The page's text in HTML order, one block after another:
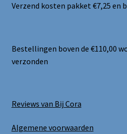
Verzend kosten pakket €7,25 en
Bestellingen boven de €110,00
verzonden
Reviews van Bij Cora
Algemene voorwaarden